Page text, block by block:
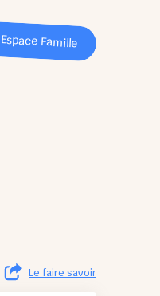
Espace Famille
Le faire savoir